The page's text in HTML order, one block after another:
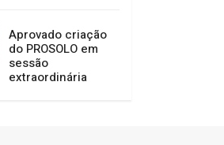
Aprovado criação
do PROSOLO em
sessão
extraordinária